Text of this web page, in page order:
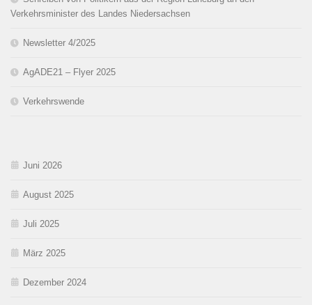
Verkehrsminister des Landes Niedersachsen
Newsletter 4/2025
AgADE21 – Flyer 2025
Verkehrswende
Juni 2026
August 2025
Juli 2025
März 2025
Dezember 2024